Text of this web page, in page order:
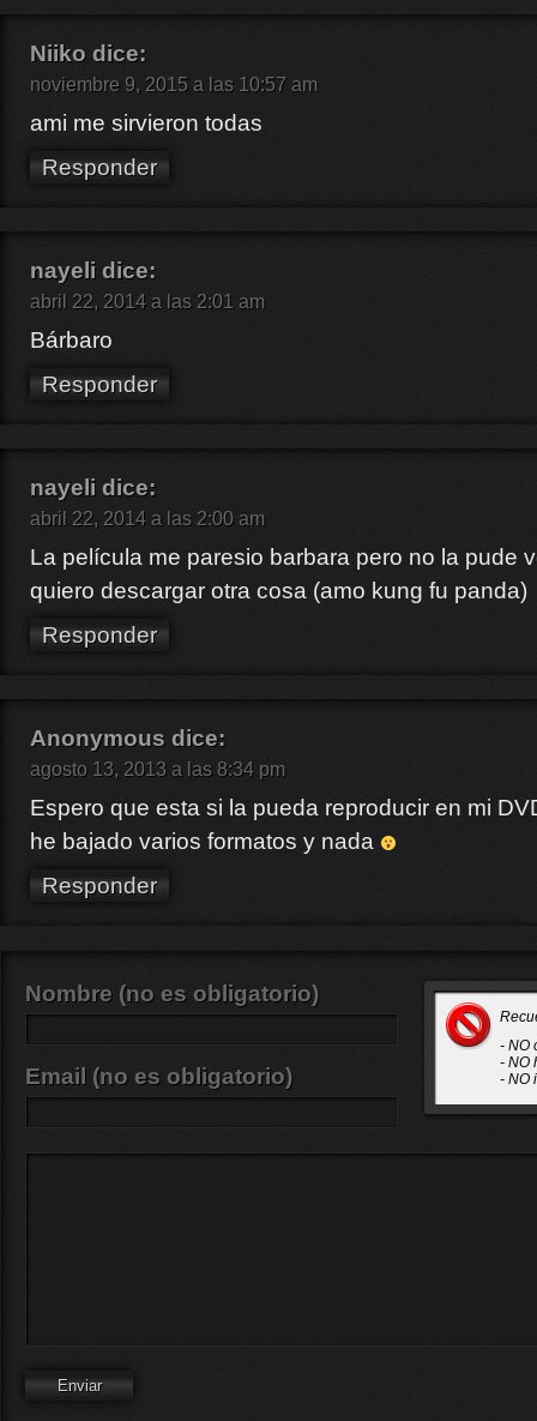
Niiko dice:
noviembre 9, 2015 a las 10:57 am
ami me sirvieron todas
Responder
nayeli dice:
abril 22, 2014 a las 2:01 am
Bárbaro
Responder
nayeli dice:
abril 22, 2014 a las 2:00 am
La película me paresio barbara pero no la pude
quiero descargar otra cosa (amo kung fu panda)
Responder
Anonymous dice:
agosto 13, 2013 a las 8:34 pm
Espero que esta si la pueda reproducir en mi
he bajado varios formatos y nada
Responder
- NO
- NO
- NO
Nombre (no es obligatorio)
Email (no es obligatorio)